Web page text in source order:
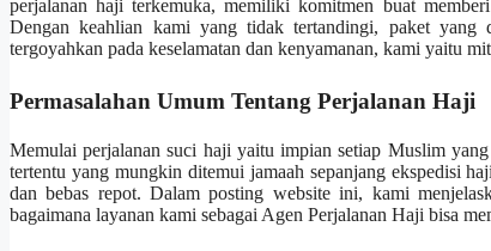
perjalanan haji terkemuka, memiliki komitmen buat
Dengan keahlian kami yang tidak tertandingi, paket yang
tergoyahkan pada keselamatan dan kenyamanan, kami yaitu
Permasalahan Umum Tentang Perjalanan Haji
Memulai perjalanan suci haji yaitu impian setiap Muslim
tertentu yang mungkin ditemui jamaah sepanjang ekspedisi
dan bebas repot. Dalam posting website ini, kami
bagaimana layanan kami sebagai Agen Perjalanan Haji bisa